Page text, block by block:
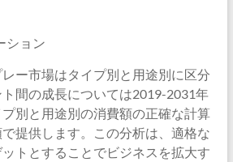
ション
ー市場はタイプ別と用途別に区分
間の成長については2019-2031年
別と用途別の消費額の正確な計算
提供します。この分析は、適格な
トとすることでビジネスを拡大す